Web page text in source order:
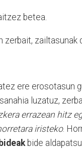
betea.
zerbait, zailtasunak
ere erosotasun
luzatuz,
errazean hitz
iristeko.
bide